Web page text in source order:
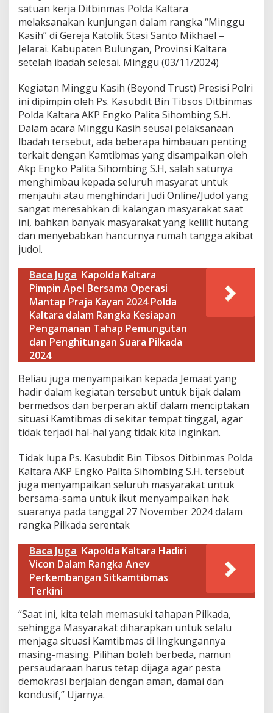
o
l
i
k
S
t
s
i
S
a
n
t
M
i
k
h
a
e
l
l
a
r
a
i
K
a
b
a
t
e
B
u
u
n
a
n
satuan kerja Ditbinmas Polda Kaltara
melaksanakan kunjungan dalam rangka “Minggu
Kasih” di Gereja Katolik Stasi Santo Mikhael –
Jelarai. Kabupaten Bulungan, Provinsi Kaltara
setelah ibadah selesai. Minggu (03/11/2024)
Kegiatan Minggu Kasih (Beyond Trust) Presisi Polri
ini dipimpin oleh Ps. Kasubdit Bin Tibsos Ditbinmas
Polda Kaltara AKP Engko Palita Sihombing S.H.
Dalam acara Minggu Kasih seusai pelaksanaan
lbadah tersebut, ada beberapa himbauan penting
terkait dengan Kamtibmas yang disampaikan oleh
Akp Engko Palita Sihombing S.H, salah satunya
menghimbau kepada seluruh masyarat untuk
menjauhi atau menghindari Judi Online/Judol yang
sangat meresahkan di kalangan masyarakat saat
ini, bahkan banyak masyarakat yang kelilit hutang
dan menyebabkan hancurnya rumah tangga akibat
judol.
Baca Juga Kapolda Kaltara
Pimpin Apel Bersama Operasi
Mantap Praja Kayan 2024 Polda
Kaltara dalam Rangka Kesiapan
Pengamanan Tahap Pemungutan
dan Penghitungan Suara Pilkada
2024
Beliau juga menyampaikan kepada Jemaat yang
hadir dalam kegiatan tersebut untuk bijak dalam
bermedsos dan berperan aktif dalam menciptakan
situasi Kamtibmas di sekitar tempat tinggal, agar
tidak terjadi hal-hal yang tidak kita inginkan.
Tidak lupa Ps. Kasubdit Bin Tibsos Ditbinmas Polda
Kaltara AKP Engko Palita Sihombing S.H. tersebut
juga menyampaikan seluruh masyarakat untuk
bersama-sama untuk ikut menyampaikan hak
suaranya pada tanggal 27 November 2024 dalam
rangka Pilkada serentak
Baca Juga Kapolda Kaltara Hadiri
Vicon Dalam Rangka Anev
Perkembangan Sitkamtibmas
Terkini
“Saat ini, kita telah memasuki tahapan Pilkada,
sehingga Masyarakat diharapkan untuk selalu
menjaga situasi Kamtibmas di lingkungannya
masing-masing. Pilihan boleh berbeda, namun
persaudaraan harus tetap dijaga agar pesta
demokrasi berjalan dengan aman, damai dan
kondusif,” Ujarnya.